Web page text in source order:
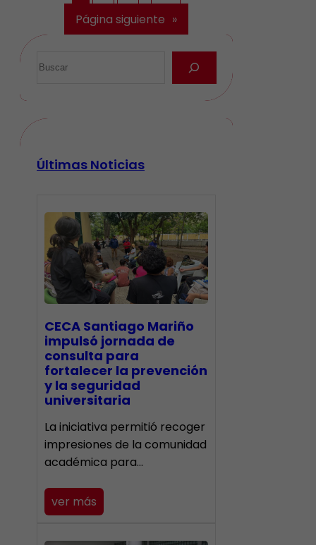
Página siguiente »
Últimas Noticias
CECA Santiago Mariño
impulsó jornada de
consulta para
fortalecer la prevención
y la seguridad
universitaria
La iniciativa permitió recoger
impresiones de la comunidad
académica para…
ver más